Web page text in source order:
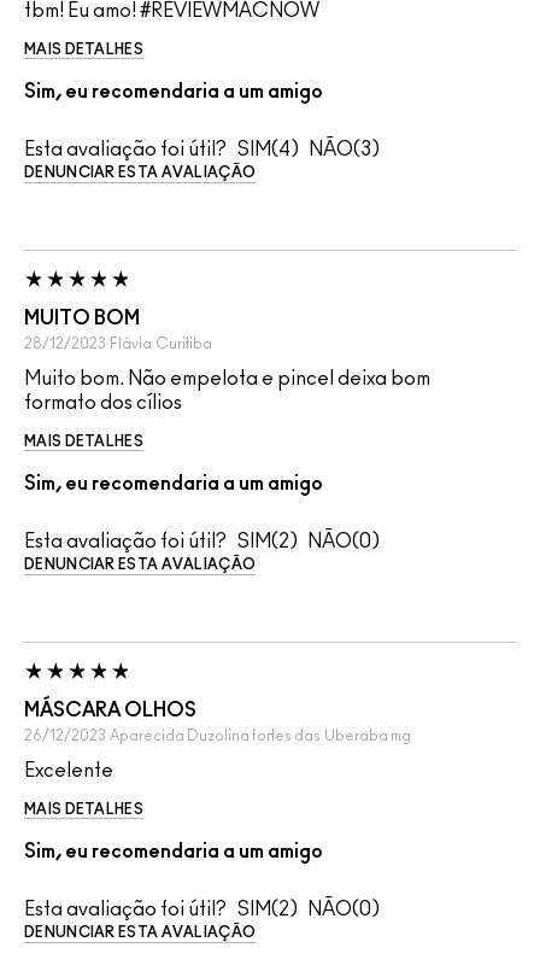
tbm! Eu amo! #REVIEWMACNOW
MAIS DETALHES
Sim, eu recomendaria a um amigo
Esta avaliação foi útil? 4 3
DENUNCIAR ESTA AVALIAÇÃO
MUITO BOM
28/12/2023 Flávia Curitiba
Muito bom. Não empelota e pincel deixa bom
formato dos cílios
MAIS DETALHES
Sim, eu recomendaria a um amigo
Esta avaliação foi útil? 2 0
DENUNCIAR ESTA AVALIAÇÃO
MÁSCARA OLHOS
26/12/2023 Aparecida Duzolina fortes das Uberaba mg
Excelente
MAIS DETALHES
Sim, eu recomendaria a um amigo
Esta avaliação foi útil? 2 0
DENUNCIAR ESTA AVALIAÇÃO